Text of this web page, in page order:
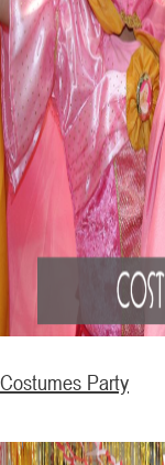
Costumes Party